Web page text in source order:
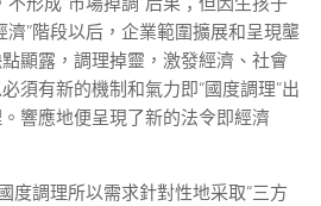
濟”階段以后，企業範圍擴展和呈現壟
顯露，調理掉靈，激發經濟、社會
須有新的機制和氣力即“國度調理”出
響應地便呈現了新的法令即經濟
度調理所以需求針對性地采取“三方